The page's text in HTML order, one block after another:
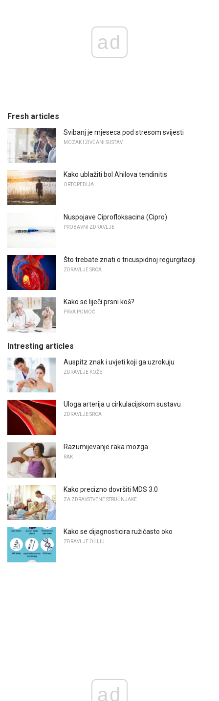
ad
Fresh articles
Svibanj je mjeseca pod stresom svijesti
MOZAK I ŽIVČANI SUSTAV
Kako ublažiti bol Ahilova tendinitis
ORTOPEDIJA
Nuspojave Ciprofloksacina (Cipro)
PROBAVNI ZDRAVLJE
Što trebate znati o tricuspidnoj regurgitaciji
ZDRAVLJE SRCA
Kako se liječi prsni koš?
PRVA POMOĆ
Intresting articles
Auspitz znak i uvjeti koji ga uzrokuju
ZDRAVLJE KOŽE
Uloga arterija u cirkulacijskom sustavu
ZDRAVLJE SRCA
Razumijevanje raka mozga
RAK
Kako precizno dovršiti MDS 3.0
ZA ZDRAVSTVENE STRUČNJAKE
Kako se dijagnosticira ružičasto oko
ZDRAVLJE OČIJU
ad